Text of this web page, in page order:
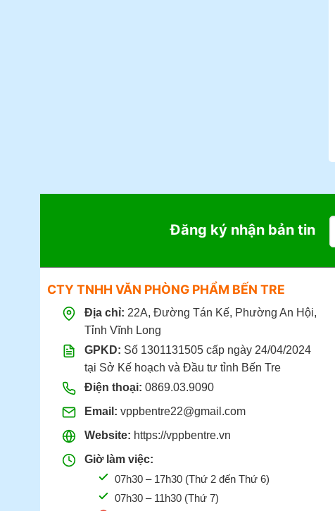
Đăng ký nhận bản tin
CTY TNHH VĂN PHÒNG PHẨM BẾN TRE
Địa chỉ: 22A, Đường Tán Kế, Phường An Hội,
Tỉnh Vĩnh Long
GPKD: Số 1301131505 cấp ngày 24/04/2024
tại Sở Kế hoạch và Đầu tư tỉnh Bến Tre
Điện thoại: 0869.03.9090
Email: vppbentre22@gmail.com
Website: https://vppbentre.vn
Giờ làm việc:
07h30 – 17h30 (Thứ 2 đến Thứ 6)
07h30 – 11h30 (Thứ 7)